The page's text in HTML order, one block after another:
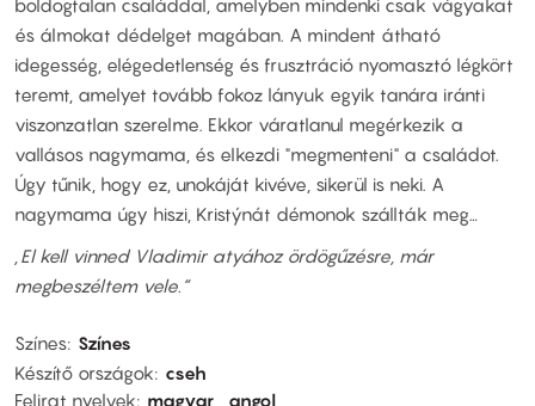
boldogtalan családdal, amelyben mindenki csak vágyakat
és álmokat dédelget magában. A mindent átható
idegesség, elégedetlenség és frusztráció nyomasztó légkört
teremt, amelyet tovább fokoz lányuk egyik tanára iránti
viszonzatlan szerelme. Ekkor váratlanul megérkezik a
vallásos nagymama, és elkezdi "megmenteni" a családot.
Úgy tűnik, hogy ez, unokáját kivéve, sikerül is neki. A
nagymama úgy hiszi, Kristýnát démonok szállták meg…
„El kell vinned Vladimir atyához ördögűzésre, már
megbeszéltem vele.“
Színes Színes
Készítő országok
cseh
Felirat nyelvek
magyar
angol